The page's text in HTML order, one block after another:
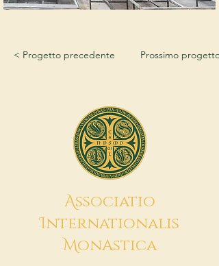
< Progetto precedente Prossimo progetto
Associatio
Internationalis
MonAstica